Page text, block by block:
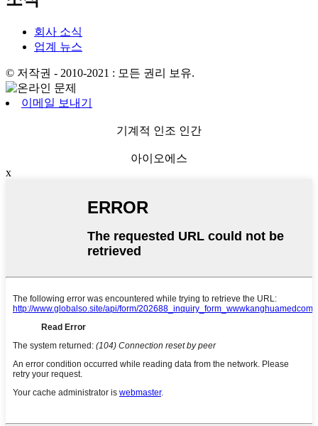
회사 소식
업계 뉴스
© 저작권 - 2010-2021 : 모든 권리 보유.
이메일 보내기
기계적 인조 인간
아이오에스
x